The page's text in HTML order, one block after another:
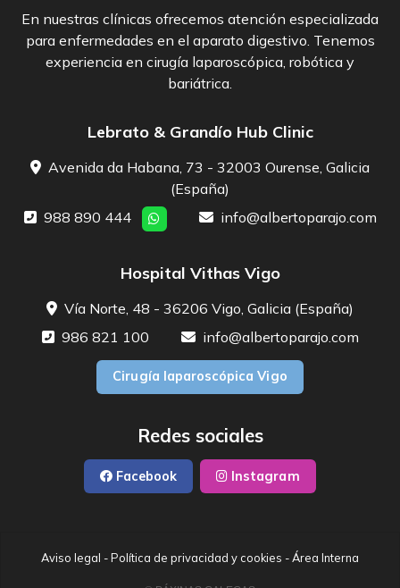
En nuestras clínicas ofrecemos atención especializada
para enfermedades en el aparato digestivo. Tenemos
experiencia en cirugía laparoscópica, robótica y
bariátrica.
Lebrato & Grandío Hub Clinic
Avenida da Habana, 73 - 32003 Ourense, Galicia
(España)
988 890 444
info@albertoparajo.com
Hospital Vithas Vigo
Vía Norte, 48 - 36206 Vigo, Galicia (España)
986 821 100
info@albertoparajo.com
Cirugía laparoscópica Vigo
Redes sociales
Facebook Instagram
Aviso legal -Política de privacidad y cookies -Área Interna